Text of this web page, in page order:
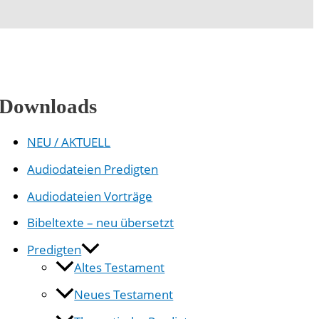
NEU / AKTUELL
Audiodateien Predigten
Audiodateien Vorträge
Bibeltexte – neu übersetzt
Predigten
Altes Testament
Neues Testament